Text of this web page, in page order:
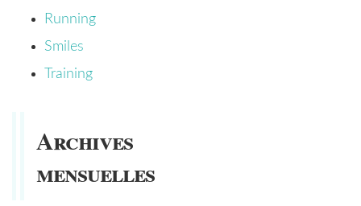
Running
Smiles
Training
Archives
mensuelles